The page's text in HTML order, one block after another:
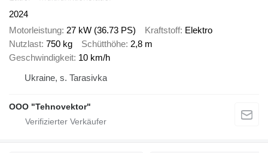
2024
Motorleistung 27 kW (36.73 PS) Kraftstoff Elektro
Nutzlast 750 kg Schütthöhe 2,8 m
Geschwindigkeit 10 km/h
Ukraine, s. Tarasivka
OOO "Tehnovektor"